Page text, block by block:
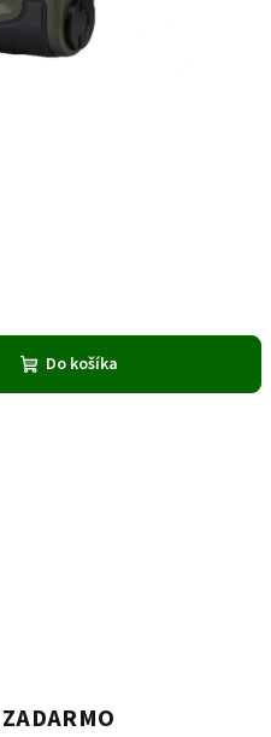
Do košíka